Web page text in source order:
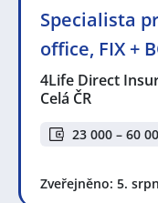
Specialista
office, FIX +
4Life Direct
Celá ČR
23 000 – 60
Zveřejněno: 5.